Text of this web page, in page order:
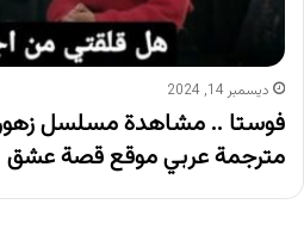
ديسمبر 14, 2024
مترجمة عربي موقع قصة عشق